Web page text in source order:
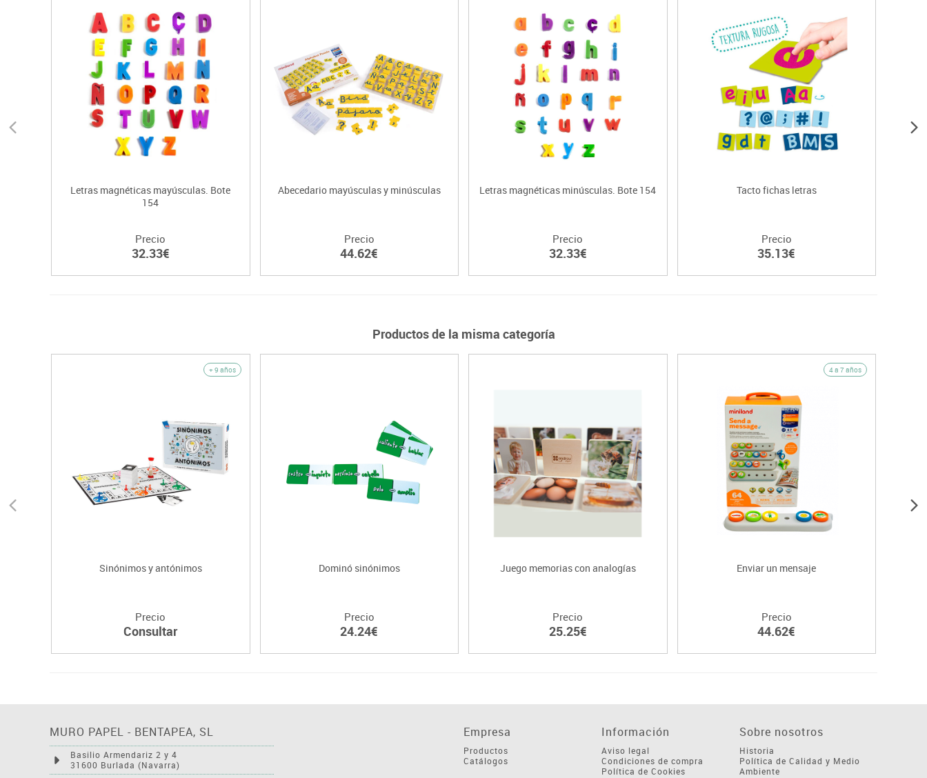
Letras magnéticas mayúsculas. Bote
154
Precio
32.33€
Abecedario mayúsculas y minúsculas
Precio
44.62€
Letras magnéticas minúsculas. Bote 154
Precio
32.33€
Tacto fichas letras
Precio
35.13€
Productos de la misma categoría
+ 9 años
Sinónimos y antónimos
Precio
Consultar
Dominó sinónimos
Precio
24.24€
Juego memorias con analogías
Precio
25.25€
4 a 7 años
Enviar un mensaje
Precio
44.62€
MURO PAPEL - BENTAPEA, SL
Basilio Armendariz 2 y 4
31600 Burlada (Navarra)
Empresa
Productos
Catálogos
Información
Aviso legal
Condiciones de compra
Política de Cookies
Sobre nosotros
Historia
Política de Calidad y Medio
Ambiente